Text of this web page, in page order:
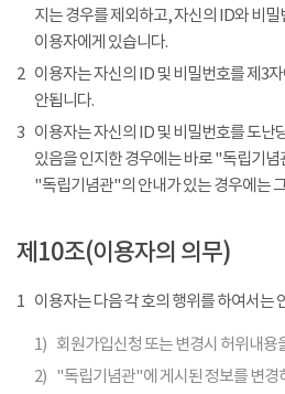
지는 경우를 제외하고, 자신의 ID와 비
이용자에게 있습니다.
2 이용자는 자신의 ID 및 비밀번호를 제3
안됩니다.
3 이용자는 자신의 ID 및 비밀번호를 도난
있음을 인지한 경우에는 바로 "독립기
"독립기념관"의 안내가 있는 경우에는
제10조(이용자의 의무)
1 이용자는 다음 각 호의 행위를 하여서는
1) 회원가입신청 또는 변경시 허위내용
2) "독립기념관"에 게시된 정보를 변경